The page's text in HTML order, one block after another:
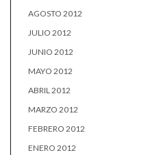
AGOSTO 2012
JULIO 2012
JUNIO 2012
MAYO 2012
ABRIL 2012
MARZO 2012
FEBRERO 2012
ENERO 2012